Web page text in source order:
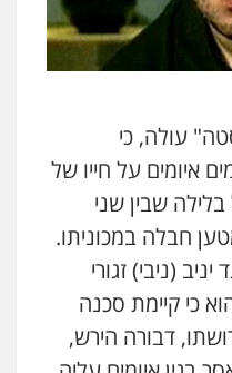
עולה, כי
איומים על חייו של
שבין שני
חבלה במכוניתו.
(ניבי) זגורי
כי קיימת סכנה
דבורה הירש,